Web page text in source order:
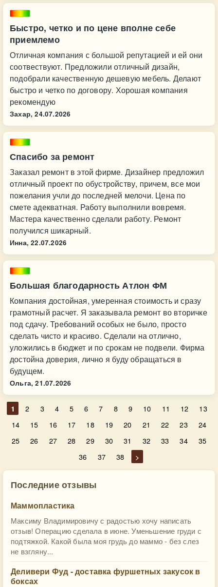
Быстро, четко и по цене вполне себе
приемлемо
Отличная компания с большой репутацией и ей они
соотвествуют. Предложили отличный дизайн,
подобрали качественную дешевую мебель. Делают
быстро и четко по договору. Хорошая компания
рекомендую
Захар, 24.07.2026
Спасибо за ремонт
Заказал ремонт в этой фирме. Дизайнер предложил
отличный проект по обустройству, причем, все мои
пожелания учли до последней мелочи. Цена по
смете адекватная. Работу выполнили вовремя.
Мастера качественно сделали работу. Ремонт
получился шикарный.
Инна, 22.07.2026
Большая благодарность Атлон ФМ
Компания достойная, умеренная стоимость и сразу
грамотный расчет. Я заказывала ремонт во вторичке
под сдачу. Требований особых не было, просто
сделать чисто и красиво. Сделали на отлично,
уложились в бюджет и по срокам не подвели. Фирма
достойна доверия, лично я буду обращаться в
будущем.
Ольга, 21.07.2026
1 2 3 4 5 6 7 8 9 10 11 12
13
14
15 16 17 18 19 20 21 22 23
24
25
26 27 28 29 30 31 32 33 34
35
36
37 38 >
Последние отзывы
Маммопластика
Максиму Владимировичу с радостью хочу написать
отзыв! Операцию сделала в июне. Уменьшение груди с
подтяжкой. Какой была моя грудь до маммо - без слез
не взгляну...
Деливери Фуд - доставка фуршетных закусок в
боксах